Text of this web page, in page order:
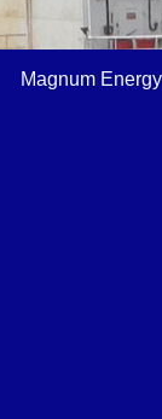
Magnum Energy